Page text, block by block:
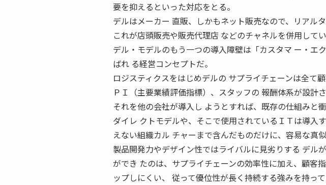
要を抑えるといった対応をとる。
デルはメーカー 直販、しかもネット販売なので、リアル
これが店頭販売や販売代理店 などのチャネルを併用して
デル・モデルのもう一つの導入障壁は「カスタマ ー・エ
ばれ る経営コンセプトだ。
ロジスティクスをはじめデルの サプライチェーンは全て
ＰＩ（主要業績評価指標）、スタッフの 報酬体系が設計さ
それを他の会社が導入し ようとすれば、既存の仕組みと衝
ダイレ クトモデルや、そこで使用されているＩＴは導入
えない組織カル チャーまで含んだものだけに、容易な真似
製品開発力やデザイン性ではライバルに見劣りする デル
ができ たのは、サプライチェーンの効率性に加え、顧客
ップしにくい、 従って優位性が長く持続する強みを持って